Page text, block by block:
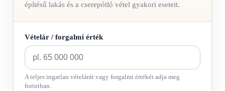
építésű lakás és a cserepótló vétel gyakori eseteit.
Vételár / forgalmi érték
A teljes ingatlan vételárát vagy forgalmi értékét adja meg
forintban.